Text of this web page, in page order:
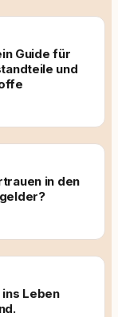
Guide für
und
in den
ins Leben